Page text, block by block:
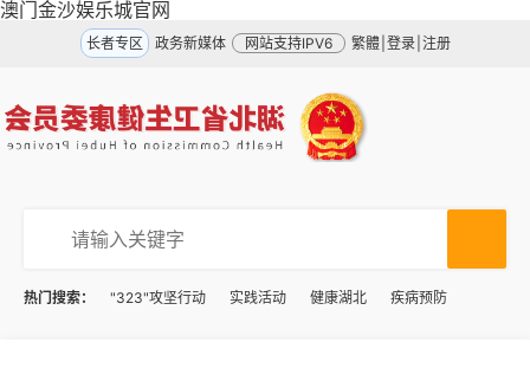
澳门金沙娱乐城官网
长者专区 政务新媒体 网站支持IPV6 繁體 登录 注册
热门搜索： "323"攻坚行动 实践活动 健康湖北 疾病预防